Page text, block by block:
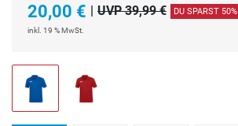
20,00 € UVP 39,99 € DU SPARST 50%
inkl. 19 % MwSt.